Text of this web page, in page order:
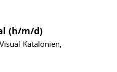
(h/m/d)
Katalonien,